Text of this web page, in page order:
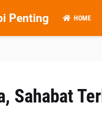
Penting HOME
Sahabat